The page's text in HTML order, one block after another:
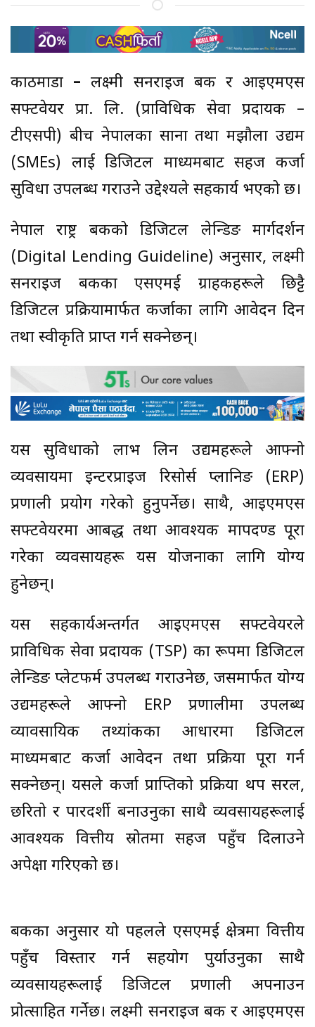
काठमाडौं – लक्ष्मी सनराइज बैंक र आइएमएस
सफ्टवेयर प्रा. लि. (प्राविधिक सेवा प्रदायक –
टीएसपी) बीच नेपालका साना तथा मझौला उद्यम
(SMEs) लाई डिजिटल माध्यमबाट सहज कर्जा
सुविधा उपलब्ध गराउने उद्देश्यले सहकार्य भएको छ।
नेपाल राष्ट्र बैंकको डिजिटल लेन्डिङ मार्गदर्शन
(Digital Lending Guideline) अनुसार, लक्ष्मी
सनराइज बैंकका एसएमई ग्राहकहरूले छिट्टै
डिजिटल प्रक्रियामार्फत कर्जाका लागि आवेदन दिन
तथा स्वीकृति प्राप्त गर्न सक्नेछन्।
यस सुविधाको लाभ लिन उद्यमहरूले आफ्नो
व्यवसायमा इन्टरप्राइज रिसोर्स प्लानिङ (ERP)
प्रणाली प्रयोग गरेको हुनुपर्नेछ। साथै, आइएमएस
सफ्टवेयरमा आबद्ध तथा आवश्यक मापदण्ड पूरा
गरेका व्यवसायहरू यस योजनाका लागि योग्य
हुनेछन्।
यस सहकार्यअन्तर्गत आइएमएस सफ्टवेयरले
प्राविधिक सेवा प्रदायक (TSP) का रूपमा डिजिटल
लेन्डिङ प्लेटफर्म उपलब्ध गराउनेछ, जसमार्फत योग्य
उद्यमहरूले आफ्नो ERP प्रणालीमा उपलब्ध
व्यावसायिक तथ्यांकका आधारमा डिजिटल
माध्यमबाट कर्जा आवेदन तथा प्रक्रिया पूरा गर्न
सक्नेछन्। यसले कर्जा प्राप्तिको प्रक्रिया थप सरल,
छरितो र पारदर्शी बनाउनुका साथै व्यवसायहरूलाई
आवश्यक वित्तीय स्रोतमा सहज पहुँच दिलाउने
अपेक्षा गरिएको छ।
बैंकका अनुसार यो पहलले एसएमई क्षेत्रमा वित्तीय
पहुँच विस्तार गर्न सहयोग पुर्याउनुका साथै
व्यवसायहरूलाई डिजिटल प्रणाली अपनाउन
प्रोत्साहित गर्नेछ। लक्ष्मी सनराइज बैंक र आइएमएस